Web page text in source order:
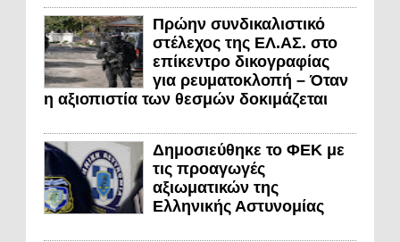
Πρώην συνδικαλιστικό
στέλεχος της ΕΛ.ΑΣ. στο
επίκεντρο δικογραφίας
για ρευματοκλοπή – Όταν
η αξιοπιστία των θεσμών δοκιμάζεται
Δημοσιεύθηκε το ΦΕΚ με
τις προαγωγές
αξιωματικών της
Ελληνικής Αστυνομίας